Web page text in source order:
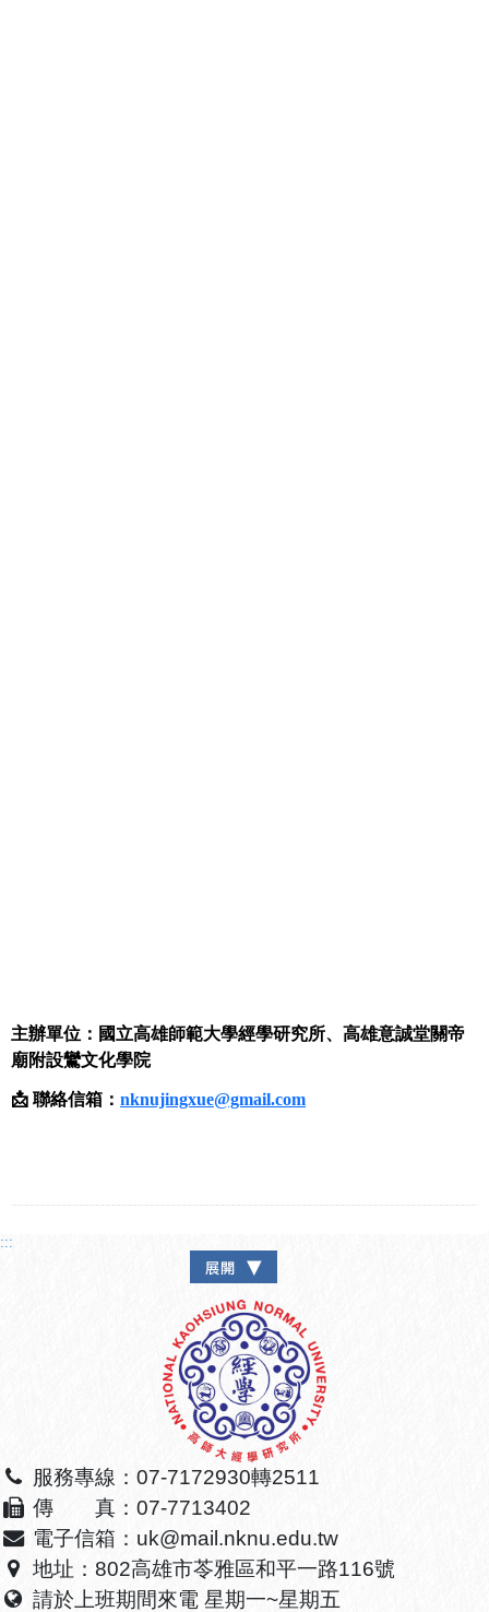
主辦單位：國立高雄師範大學經學研究所、高雄意誠堂關帝
廟附設鸞文化學院
📩 聯絡信箱： nknujingxue@gmail.com
:::
服務專線：07-7172930轉2511
傳 真：07-7713402
電子信箱：uk@mail.nknu.edu.tw
地址：802高雄市苓雅區和平一路116號
請於上班期間來電 星期一~星期五